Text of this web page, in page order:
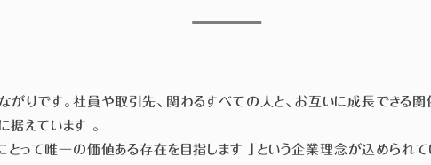
りです。社員や取引先、関わるすべての人と、お互いに成長できる関
据えています 。
とって唯一の価値ある存在を目指します 」という企業理念が込められ